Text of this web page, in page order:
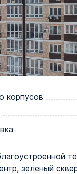
корпусов
зеленый